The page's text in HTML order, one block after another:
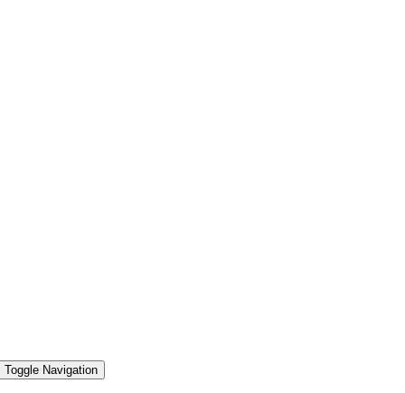
Toggle Navigation